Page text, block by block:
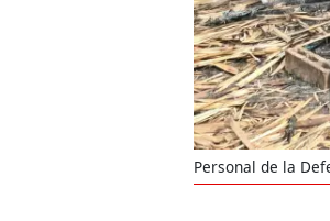
Personal de la